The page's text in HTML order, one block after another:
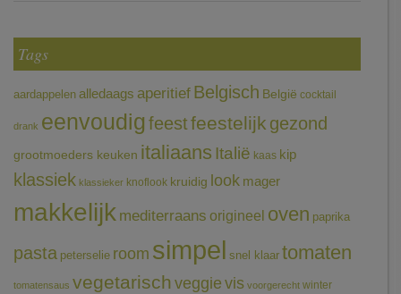
Tags
aardappelen alledaags aperitief Belgisch België cocktail
drank eenvoudigfeestfeestelijk gezond
grootmoeders keuken italiaans Italië kaas kip
klassiek klassieker knoflook kruidig look mager
makkelijk mediterraans origineel oven paprika
pasta peterselie room simpel snel klaar tomaten
tomatensaus vegetarischveggie vis voorgerecht winter